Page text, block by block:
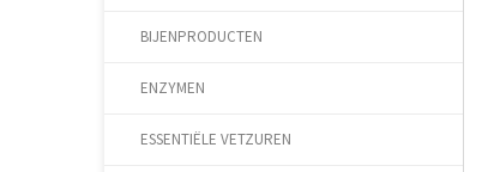
BIJENPRODUCTEN
ENZYMEN
ESSENTIËLE VETZUREN